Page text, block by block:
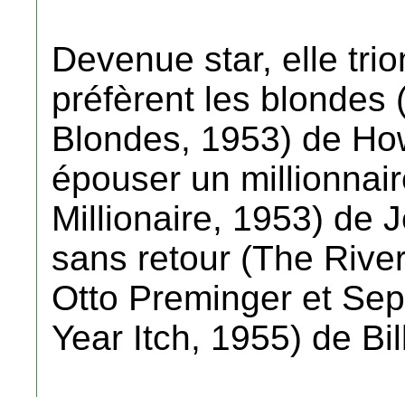
Devenue star, elle
préfèrent les blondes
Blondes, 1953) de
épouser un
Millionaire, 1953) de
sans retour (The
Otto Preminger et
Year Itch, 1955) de